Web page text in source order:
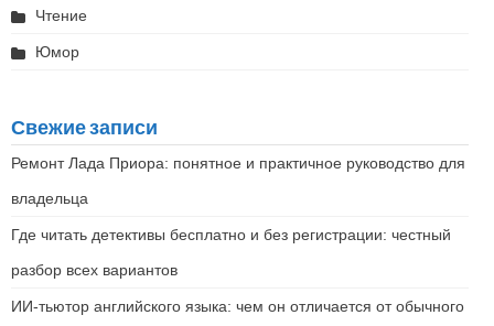
Чтение
Юмор
Свежие записи
Ремонт Лада Приора: понятное и практичное руководство для
владельца
Где читать детективы бесплатно и без регистрации: честный
разбор всех вариантов
ИИ-тьютор английского языка: чем он отличается от обычного